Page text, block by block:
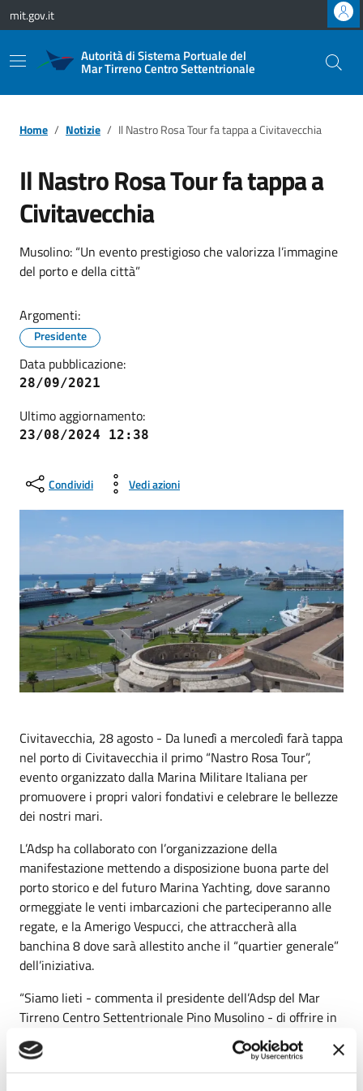
Vai ai contenuti
Vai al footer
mit.gov.it
Autorità di Sistema Portuale del
Mar Tirreno Centro Settentrionale
Home Notizie Il Nastro Rosa Tour fa tappa a Civitavecchia
Il Nastro Rosa Tour fa tappa a
Civitavecchia
Musolino: “Un evento prestigioso che valorizza l’immagine
del porto e della città”
Argomenti:
Presidente
Data pubblicazione:
28/09/2021
Ultimo aggiornamento:
23/08/2024 12:38
Condividi Vedi azioni
Civitavecchia, 28 agosto - Da lunedì a mercoledì farà tappa
nel porto di Civitavecchia il primo “Nastro Rosa Tour”,
evento organizzato dalla Marina Militare Italiana per
promuovere i propri valori fondativi e celebrare le bellezze
dei nostri mari.
L’Adsp ha collaborato con l’organizzazione della
manifestazione mettendo a disposizione buona parte del
porto storico e del futuro Marina Yachting, dove saranno
ormeggiate le venti imbarcazioni che parteciperanno alle
regate, e la Amerigo Vespucci, che attraccherà alla
banchina 8 dove sarà allestito anche il “quartier generale”
dell’iniziativa.
“Siamo lieti - commenta il presidente dell’Adsp del Mar
Tirreno Centro Settentrionale Pino Musolino - di offrire in
termini logistici e organizzativi il nostro contributo alla
riuscita di questo prestigioso evento, che dopo
Civitavecchia toccherà anche il porto di Gaeta. Iniziative